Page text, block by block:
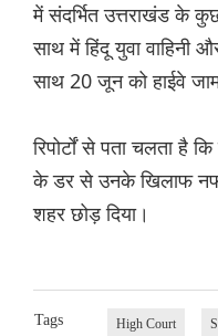
में संदर्भित उत्तराखंड के
साथ में हिंदू युवा वाहिनी
साथ 20 जून को हाईवे
रिपोर्टों से पता चलता है
के डर से उनके खिलाफ
शहर छोड़ दिया।
Tags High Court